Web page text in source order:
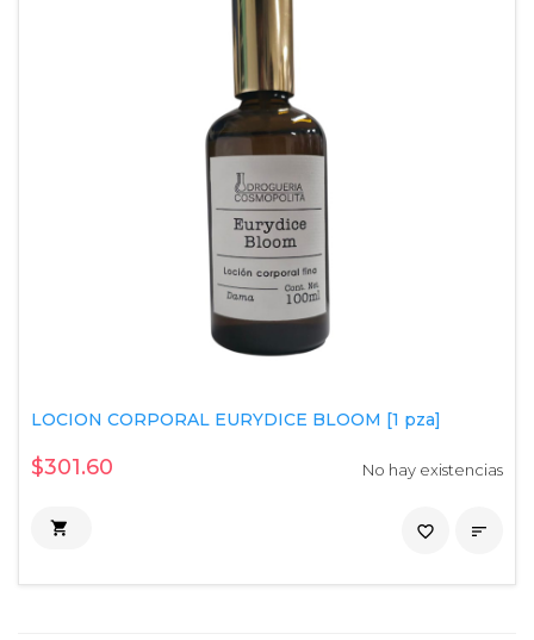
LOCION CORPORAL EURYDICE BLOOM [1 pza]
$301.60 No hay existencias
 
favorite_border